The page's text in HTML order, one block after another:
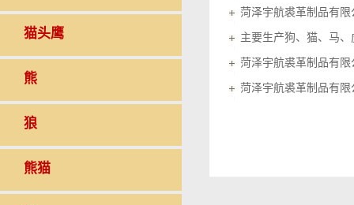
猫头鹰
熊
狼
熊猫
菏泽宇航裘革制品有
菏泽宇航裘革制品有限
菏泽宇航裘革制品有限